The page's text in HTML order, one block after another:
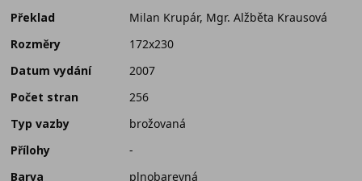
Překlad
Milan Krupár, Mgr. Alžběta Krausová
Rozměry
172x230
Datum vydání
2007
Počet stran
256
Typ vazby
brožovaná
Přílohy
-
Barva
plnobarevná